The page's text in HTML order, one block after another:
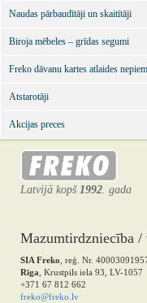
Naudas pārbaudītāji un skaitītāji
Biroja mēbeles – grīdas segumi
Freko dāvanu kartes atlaides
Atstarotāji
Akcijas preces
Latvijā kopš 1992. gada
Mazumtirdzniecība
SIA Freko , reģ. Nr.
Rīga , Krustpils iela 93, LV-1057
+371 67 812 662
freko@freko.lv